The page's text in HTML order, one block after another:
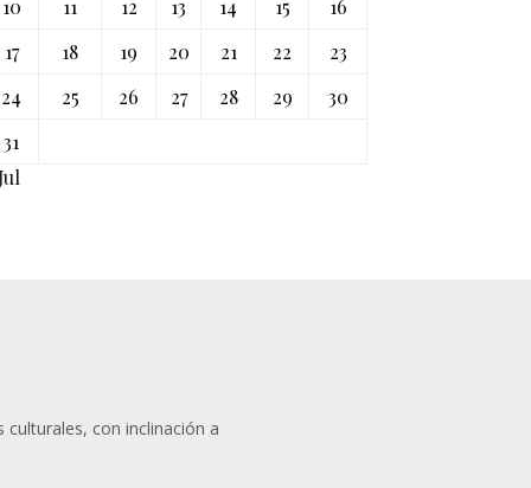
10
11 12 13 14 15
16
17
18 19 20 21 22
23
24
25 26 27 28 29
30
31
con inclinación a